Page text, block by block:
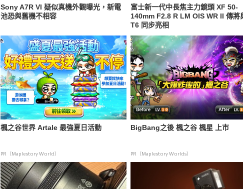
Sony A7R VI 疑似真機外觀曝光，新電
池恐與舊機不相容
富士新一代中長焦主力鏡頭 XF 50-
140mm F2.8 R LM OIS WR II 傳將
T6 同步亮相
楓之谷世界 Artale 最強夏日活動
PR（Maplestory World）
BigBang之後 楓之谷 楓星 上市
PR（Maplestory Worlds）